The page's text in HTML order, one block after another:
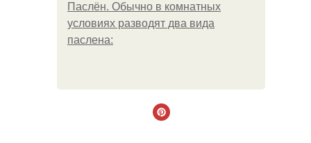
Паслён. Обычно в комнатных
условиях разводят два вида
паслена: